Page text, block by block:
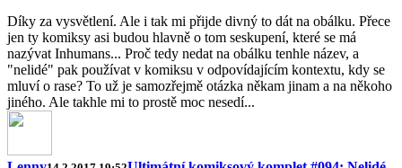
Díky za vysvětlení. Ale i tak mi přijde divný to dát na obálku. Přece
jen ty komiksy asi budou hlavně o tom seskupení, které se má
nazývat Inhumans... Proč tedy nedat na obálku tenhle název, a
"nelidé" pak používat v komiksu v odpovídajícím kontextu, kdy se
mluví o rase? To už je samozřejmě otázka někam jinam a na někoho
jiného. Ale takhle mi to prostě moc nesedí...